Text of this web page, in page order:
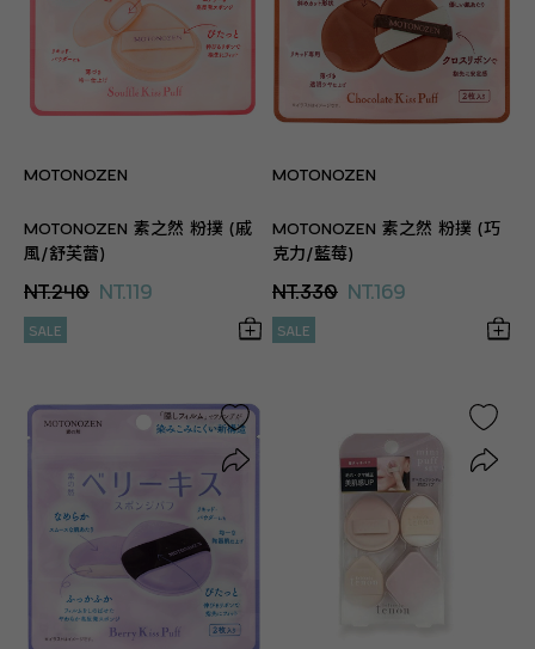
MOTONOZEN
MOTONOZEN 素之然 粉撲 (戚
風/舒芙蕾)
NT.240 NT.119
SALE
MOTONOZEN
MOTONOZEN 素之然 粉撲 (巧
克力/藍莓)
NT.330 NT.169
SALE